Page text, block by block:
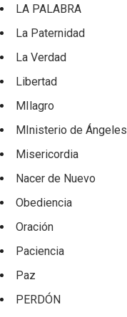
LA PALABRA
La Paternidad
La Verdad
Libertad
MIlagro
MInisterio de Ángeles
Misericordia
Nacer de Nuevo
Obediencia
Oración
Paciencia
Paz
PERDÓN